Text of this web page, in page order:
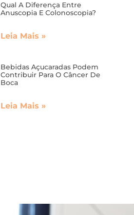
Qual A Diferença Entre
Anuscopia E Colonoscopia?
Leia Mais »
Bebidas Açucaradas Podem
Contribuir Para O Câncer De
Boca
Leia Mais »